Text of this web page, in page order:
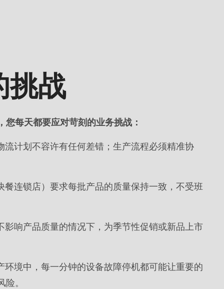
挑战
您每天都要应对苛刻的业务挑战：
流计划不容许有任何差错；生产流程必须精准协
连锁店）要求每批产品的质量保持一致，不受班
影响产品质量的情况下，为季节性促销或新品上市
境中，每一分钟的设备故障停机都可能让重要的
。